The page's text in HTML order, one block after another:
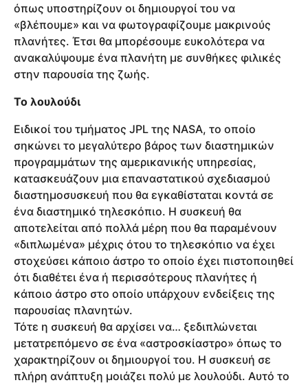
όπως υποστηρίζουν οι δημιουργοί του να
«βλέπουμε» και να φωτογραφίζουμε μακρινούς
πλανήτες. Έτσι θα μπορέσουμε ευκολότερα να
ανακαλύψουμε ένα πλανήτη με συνθήκες φιλικές
στην παρουσία της ζωής.
Το λουλούδι
Ειδικοί του τμήματος JPL της NASA, το οποίο
σηκώνει το μεγαλύτερο βάρος των διαστημικών
προγραμμάτων της αμερικανικής υπηρεσίας,
κατασκευάζουν μια επαναστατικού σχεδιασμού
διαστημοσυσκευή που θα εγκαθίσταται κοντά σε
ένα διαστημικό τηλεσκόπιο. Η συσκευή θα
αποτελείται από πολλά μέρη που θα παραμένουν
«διπλωμένα» μέχρις ότου το τηλεσκόπιο να έχει
στοχεύσει κάποιο άστρο το οποίο έχει πιστοποιηθεί
ότι διαθέτει ένα ή περισσότερους πλανήτες ή
κάποιο άστρο στο οποίο υπάρχουν ενδείξεις της
παρουσίας πλανητών.
Τότε η συσκευή θα αρχίσει να… ξεδιπλώνεται
μετατρεπόμενο σε ένα «αστροσκίαστρο» όπως το
χαρακτηρίζουν οι δημιουργοί του. Η συσκευή σε
πλήρη ανάπτυξη μοιάζει πολύ με λουλούδι. Αυτό το